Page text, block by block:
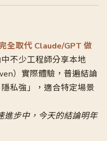
全取代 Claude/GPT 做
不少工程師分享本地
）實際體驗，普遍結論
私強」，適合特定場景
進步中，今天的結論明年